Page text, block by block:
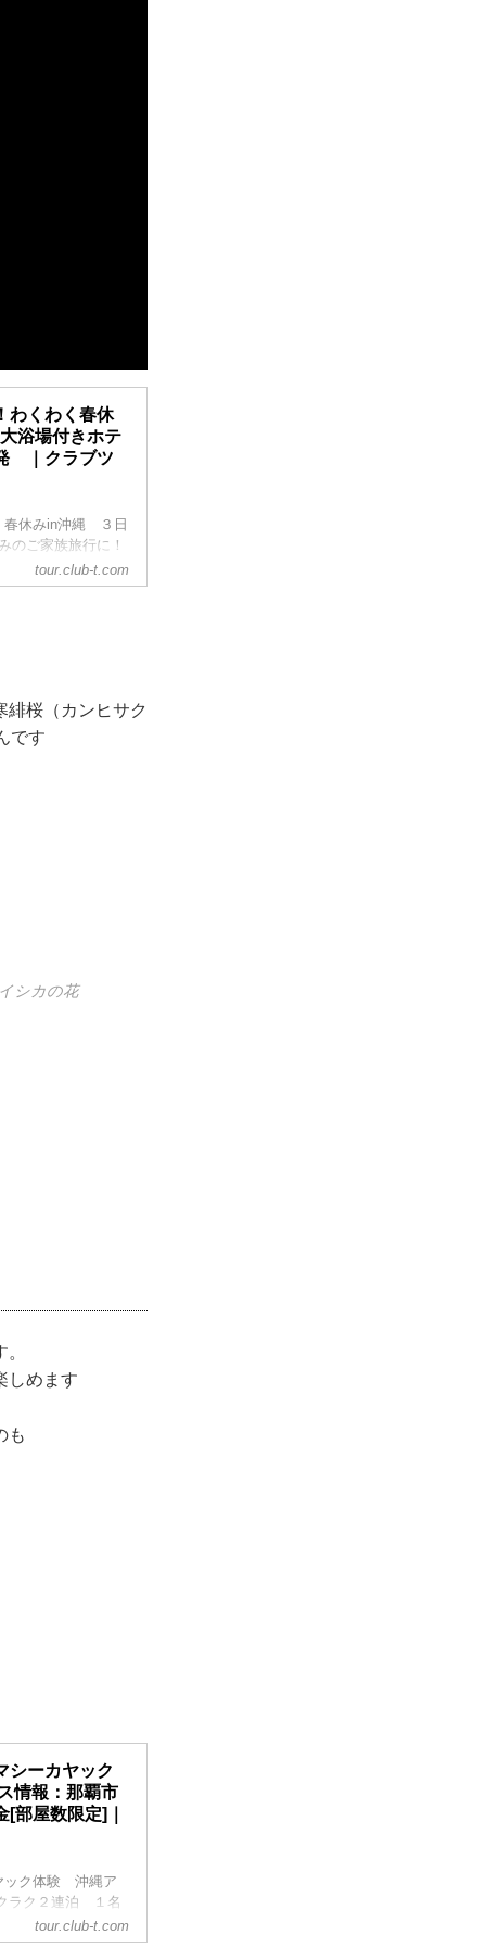
わくわく春休
浴場付きホテ
｜クラブツ
春休みin沖縄 ３日
ご家族旅行に！
お申込ならクラ
tour.club-t.com
桜（カンヒサク
です
シカの花
しめます
も
シーカヤック
情報：那覇市
屋数限定]｜
ック体験 沖縄ア
ラク２連泊 １名
アー・旅行のお申
tour.club-t.com